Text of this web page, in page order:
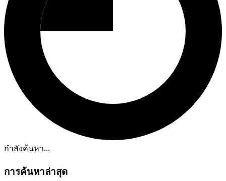
กำลังค้นหา...
การค้นหาล่าสุด